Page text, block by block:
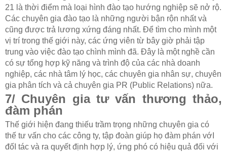
21 là thời điểm mà loại hình đào tạo hướng nghiệp sẽ nở rộ.
Các chuyên gia đào tạo là những người bận rộn nhất và
cũng được trả lương xứng đáng nhất. Để tìm cho mình một
vị trí trong thế giới này, các ứng viên từ bây giờ phải tập
trung vào việc đào tạo chình mình đã. Đây là một nghề cần
có sự tổng hợp kỹ năng và trình độ của các nhà doanh
nghiệp, các nhà tâm lý học, các chuyên gia nhân sự, chuyên
gia phân tích và cả chuyên gia PR (Public Relations) nữa.
7/ Chuyên gia tư vấn thương thảo,
đàm phán
Thế giới hiện đang thiếu trầm trọng những chuyên gia có
thế tư vấn cho các công ty, tập đoàn giúp họ đàm phán vớI
đốI tác và ra quyết định hợp lý, ứng phó có hiệu quả đối với